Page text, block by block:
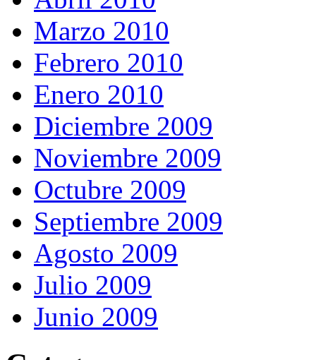
Marzo 2010
Febrero 2010
Enero 2010
Diciembre 2009
Noviembre 2009
Octubre 2009
Septiembre 2009
Agosto 2009
Julio 2009
Junio 2009